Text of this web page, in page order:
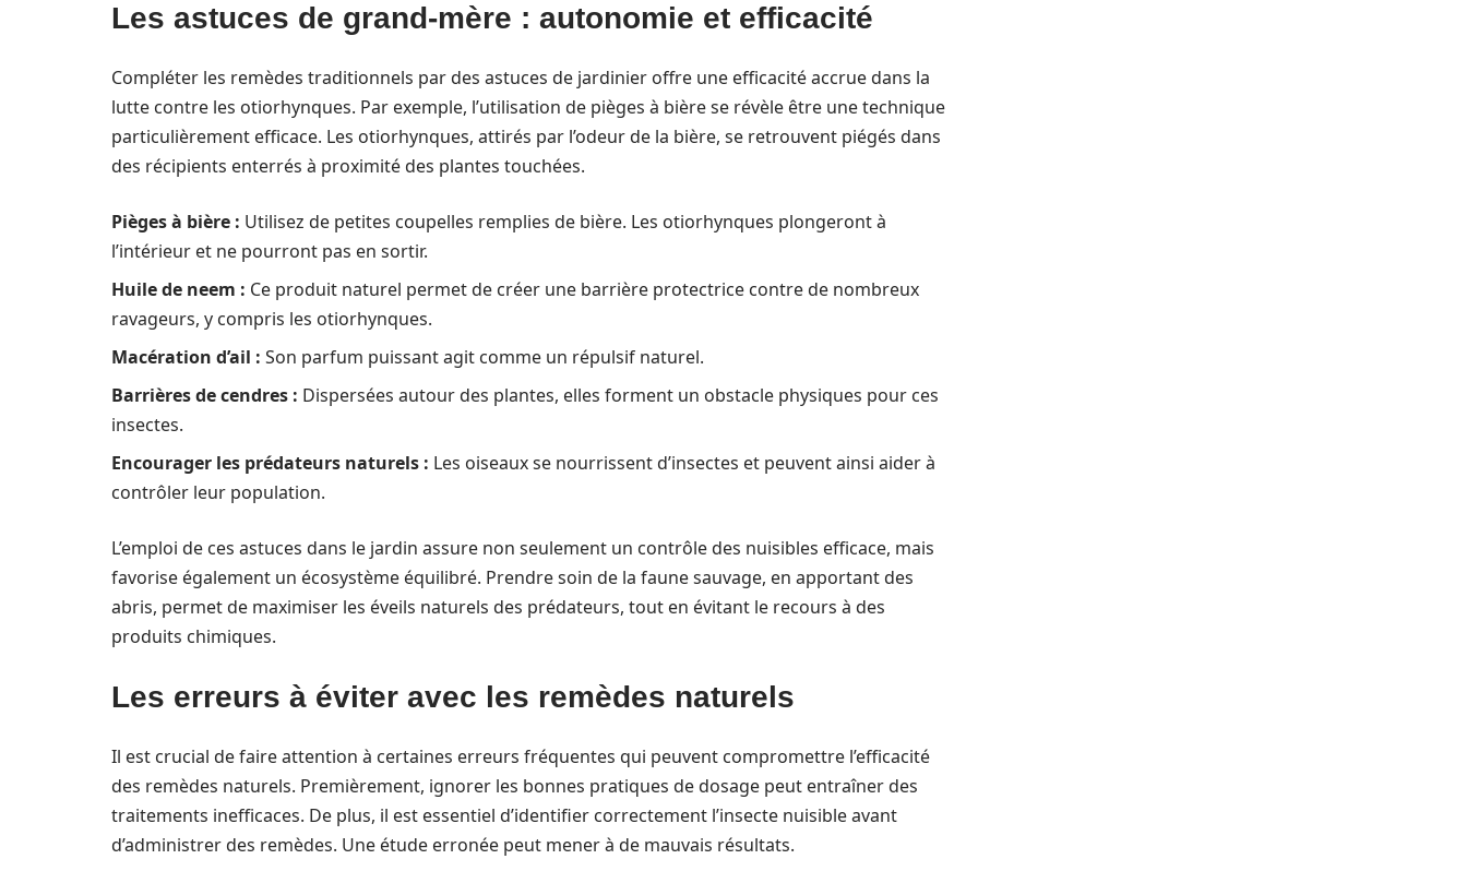
Les astuces de grand-mère : autonomie et efficacité
Compléter les remèdes traditionnels par des astuces de jardinier offre une efficacité accrue dans la
lutte contre les otiorhynques. Par exemple, l’utilisation de pièges à bière se révèle être une technique
particulièrement efficace. Les otiorhynques, attirés par l’odeur de la bière, se retrouvent piégés dans
des récipients enterrés à proximité des plantes touchées.
Pièges à bière : Utilisez de petites coupelles remplies de bière. Les otiorhynques plongeront à
l’intérieur et ne pourront pas en sortir.
Huile de neem : Ce produit naturel permet de créer une barrière protectrice contre de nombreux
ravageurs, y compris les otiorhynques.
Macération d’ail : Son parfum puissant agit comme un répulsif naturel.
Barrières de cendres : Dispersées autour des plantes, elles forment un obstacle physiques pour ces
insectes.
Encourager les prédateurs naturels : Les oiseaux se nourrissent d’insectes et peuvent ainsi aider à
contrôler leur population.
L’emploi de ces astuces dans le jardin assure non seulement un contrôle des nuisibles efficace, mais
favorise également un écosystème équilibré. Prendre soin de la faune sauvage, en apportant des
abris, permet de maximiser les éveils naturels des prédateurs, tout en évitant le recours à des
produits chimiques.
Les erreurs à éviter avec les remèdes naturels
Il est crucial de faire attention à certaines erreurs fréquentes qui peuvent compromettre l’efficacité
des remèdes naturels. Premièrement, ignorer les bonnes pratiques de dosage peut entraîner des
traitements inefficaces. De plus, il est essentiel d’identifier correctement l’insecte nuisible avant
d’administrer des remèdes. Une étude erronée peut mener à de mauvais résultats.